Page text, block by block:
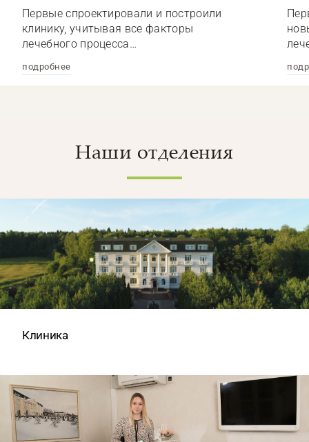
Первые спроектировали и построили
клинику, учитывая все факторы
лечебного процесса…
подробнее
Наши отделения
Клиника